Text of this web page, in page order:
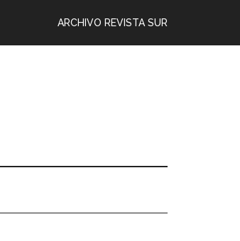
ARCHIVO REVISTA SUR